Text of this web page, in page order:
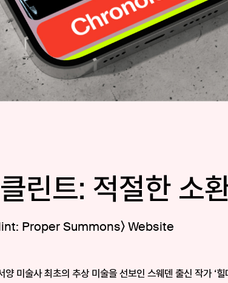
린트: 적절한 소환
Proper Summons〉 Website
미⁠술⁠사 최⁠초⁠의 추⁠상 미⁠술⁠을 선⁠보⁠인 스⁠웨⁠덴 출⁠신 작⁠가 ‘⁠